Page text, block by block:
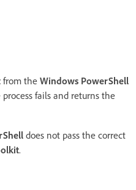
from the Windows PowerShell
process fails and returns the
does not pass the correct
.